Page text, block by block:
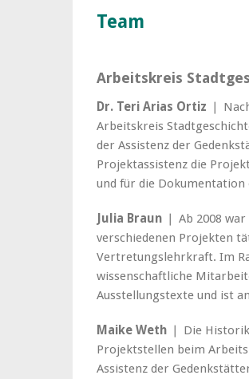
Team
Arbeitskreis
Dr. Teri Arias Ortiz ❘
Arbeitskreis
der Assistenz der
Projektassistenz die
und für die Dokumentation
Julia Braun ❘ Ab 2008
verschiedenen Projekten
Vertretungslehrkraft. Im
wissenschaftliche
Ausstellungstexte und ist
Maike Weth ❘ Die
Projektstellen beim
Assistenz der